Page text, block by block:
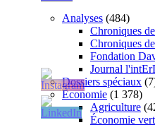
Analyses (484)
Chroniques
Chroniques
Fondation
Journal
Dossiers spéciaux
Économie (1 378)
Agriculture
Économie